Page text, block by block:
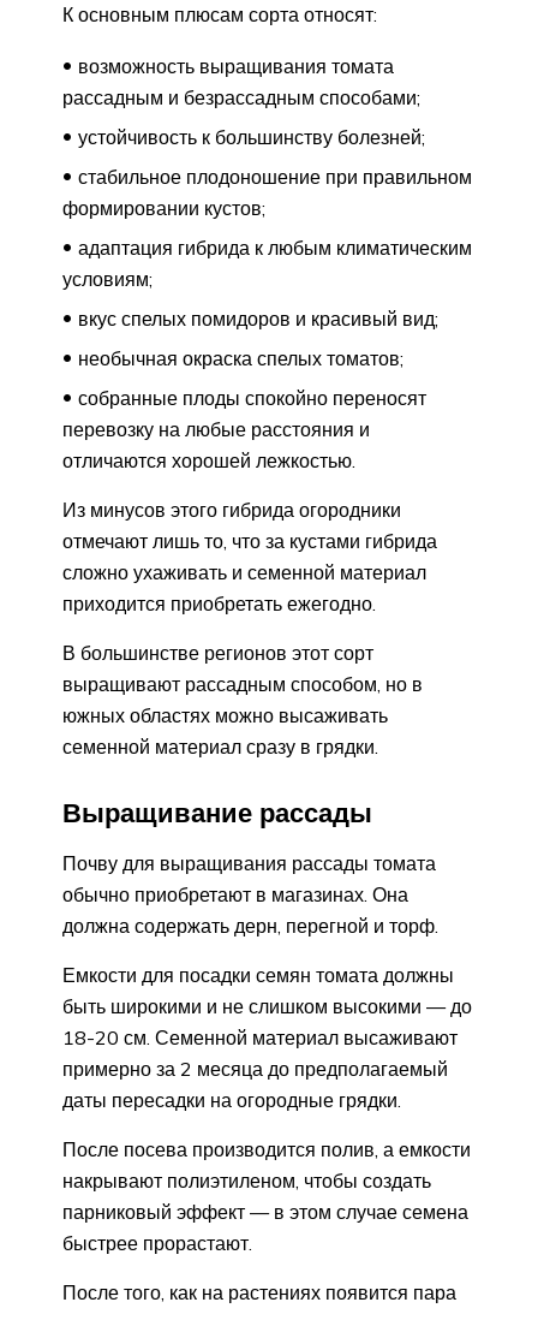
К основным плюсам сорта относят:
возможность выращивания томата
рассадным и безрассадным способами;
устойчивость к большинству болезней;
стабильное плодоношение при правильном
формировании кустов;
адаптация гибрида к любым климатическим
условиям;
вкус спелых помидоров и красивый вид;
необычная окраска спелых томатов;
собранные плоды спокойно переносят
перевозку на любые расстояния и
отличаются хорошей лежкостью.
Из минусов этого гибрида огородники
отмечают лишь то, что за кустами гибрида
сложно ухаживать и семенной материал
приходится приобретать ежегодно.
В большинстве регионов этот сорт
выращивают рассадным способом, но в
южных областях можно высаживать
семенной материал сразу в грядки.
Выращивание рассады
Почву для выращивания рассады томата
обычно приобретают в магазинах. Она
должна содержать дерн, перегной и торф.
Емкости для посадки семян томата должны
быть широкими и не слишком высокими — до
18-20 см. Семенной материал высаживают
примерно за 2 месяца до предполагаемый
даты пересадки на огородные грядки.
После посева производится полив, а емкости
накрывают полиэтиленом, чтобы создать
парниковый эффект — в этом случае семена
быстрее прорастают.
После того, как на растениях появится пара